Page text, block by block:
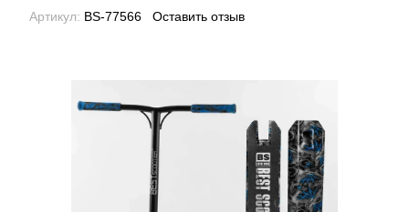
Артикул: BS-77566 Оставить отзыв